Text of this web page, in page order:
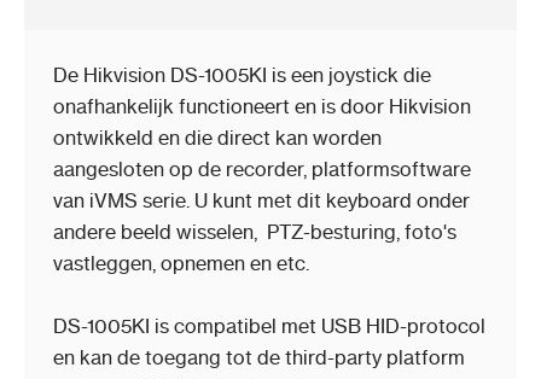
De Hikvision DS-1005KI is een joystick die
onafhankelijk functioneert en is door Hikvision
ontwikkeld en die direct kan worden
aangesloten op de recorder, platformsoftware
van iVMS serie. U kunt met dit keyboard onder
andere beeld wisselen, PTZ-besturing, foto's
vastleggen, opnemen en etc.
DS-1005KI is compatibel met USB HID-protocol
en kan de toegang tot de third-party platform